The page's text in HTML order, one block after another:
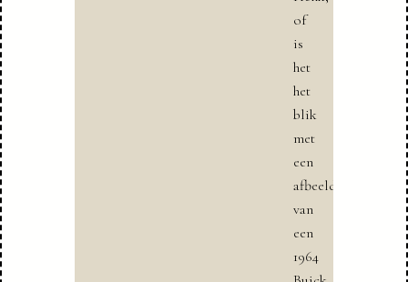
of
is
het
het
blik
met
een
afbeelding
van
een
1964